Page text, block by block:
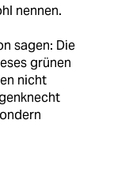
nennen.
sagen: Die
grünen
nicht